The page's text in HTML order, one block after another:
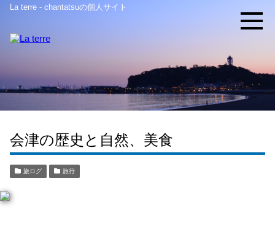
La terre - chantatsuの個人サイト
会津の歴史と自然、美食
旅ログ 旅行